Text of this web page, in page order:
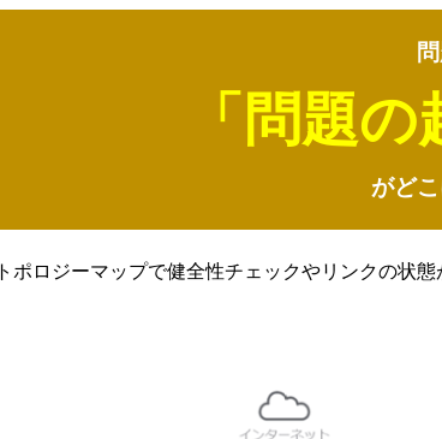
「問題
がど
トポロジーマップで健全性チェックやリンクの状態